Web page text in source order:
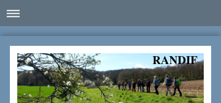
RANDIF